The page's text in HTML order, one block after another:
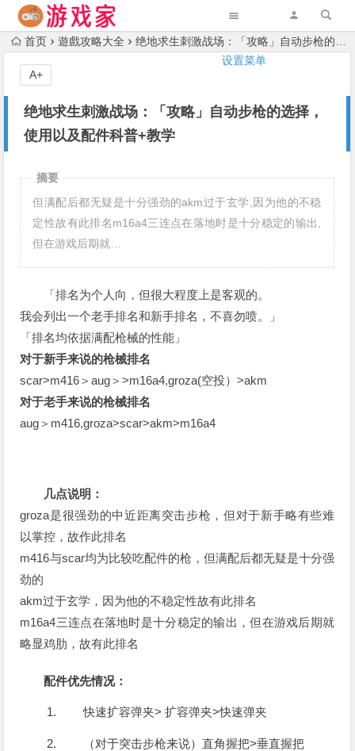
设置菜单
首页 遊戲攻略大全 绝地求生刺激战场：「攻略」自动步枪的选择，使用以及配件科普+教学
绝地求生刺激战场：「攻略」自动步枪的选择，
使用以及配件科普+教学
A+
摘要
但满配后都无疑是十分强劲的akm过于玄学,因为他的不稳
定性故有此排名m16a4三连点在落地时是十分稳定的输出,
但在游戏后期就…
「排名为个人向，但很大程度上是客观的。
我会列出一个老手排名和新手排名，不喜勿喷。」
「排名均依据满配枪械的性能」
对于新手来说的枪械排名
scar>m416＞aug＞>m16a4,groza(空投）>akm
对于老手来说的枪械排名
aug＞m416,groza>scar>akm>m16a4
几点说明：
groza是很强劲的中近距离突击步枪，但对于新手略有些难
以掌控，故作此排名
m416与scar均为比较吃配件的枪，但满配后都无疑是十分强
劲的
akm过于玄学，因为他的不稳定性故有此排名
m16a4三连点在落地时是十分稳定的输出，但在游戏后期就
略显鸡肋，故有此排名
配件优先情况：
快速扩容弹夹> 扩容弹夹>快速弹夹
（对于突击步枪来说）直角握把>垂直握把